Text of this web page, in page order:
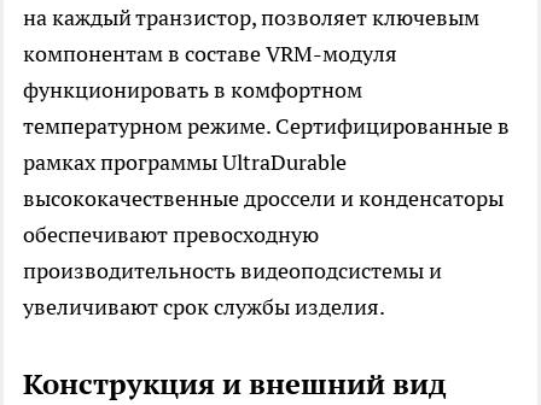
на каждый транзистор, позволяет ключевым
компонентам в составе VRM-модуля
функционировать в комфортном
температурном режиме. Сертифицированные в
рамках программы UltraDurable
высококачественные дроссели и конденсаторы
обеспечивают превосходную
производительность видеоподсистемы и
увеличивают срок службы изделия.
Конструкция и внешний вид